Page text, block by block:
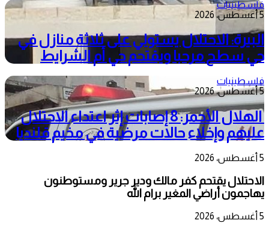
فلسطينيات
5 أغسطس، 2026
البيرة: الاحتلال يستولي على ثلاثة منازل في
حي سطح مرحبا ويقتحم حي أم الشرايط
فلسطينيات
5 أغسطس، 2026
الهلال الأحمر: 8 إصابات إثر اعتداء الاحتلال
عليهم وإخلاء حالات مرضية في مخيم قلنديا
5 أغسطس، 2026
الاحتلال يقتحم كفر مالك ودير جرير ومستوطنون
يهاجمون أراضي المغير برام الله
5 أغسطس، 2026